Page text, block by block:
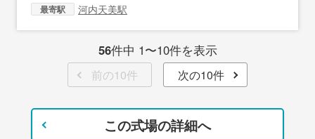
最寄駅 河内天美駅
56件中 1〜10件を表示
前の10件 次の10件
この式場の詳細へ